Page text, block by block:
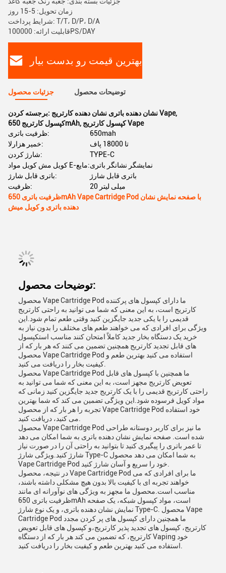
زمان تحویل: 5-15 روز
شرایط پرداخت: T/T، D/P، D/A
قابلیت ارائه: 100000PS/DAY
بهترین قیمت رو بدست بیار
جزئیات محصول توضیحات محصول
برجسته کردن: نشان دهنده باتری نشان دهنده کارتریج Vape,
کپسول کارتریج 650mAh,
کپسول کارتریج Vape
ظرفیت باتری:
650mah
خمیر هزارلا:
تا 18000 پاف
شارژ کردن:
TYPE-C
کویل مش کویل مواد E-مایع:نمایشگر نشانگر باتری
باتری قابل شارژ:
باتری قابل شارژ
ظرفیت:
20 میلی لیتر
ظرفیت باتری 650mAh Vape Cartridge Pod با صفحه نمایش نشان
دهنده باتری و کویل میش
توضیحات محصول:
محصول Vape Cartridge Pod ما دارای کپسول های پرکننده
کارتریج است، به این معنی که شما می توانید به راحتی کارتریج
قدیمی را با یکی جدید جایگزین کنید وقتی طعم تمام شود.این
ویژگی برای افرادی که می خواهند طعم های مختلف را بدون نیاز به
خرید یک دستگاه بخار جدید کاملاً امتحان کنند مناسب استکپسول
های قابل تجدید کارتریج همچنین تضمین می کنند که هر بار که از
محصول Vape Cartridge Pod استفاده می کنید بهترین طعم و
محصول Vape Cartridge Pod ما همچنین با کپسول های قابل
تعویض کارتریج مجهز است، به این معنی که شما می توانید به
راحتی کارتریج قدیمی را با یک کارتریج جدید جایگزین کنید زمانی که
مواد کویل فرسوده شود.این ویژگی تضمین می کند که شما بهترین
تجربه را هر بار که از محصول Vape Cartridge Pod خود استفاده
محصول Vape Cartridge Pod ما نیز برای کاربر دوستانه طراحی
شده است. صفحه نمایش نشان دهنده باتری به شما امکان می دهد
تا عمر باتری را پیگیری کنید تا بتوانید به راحتی آن را در صورت نیاز
شارژ کنید.ویژگی شارژ Type-C به شما امکان می دهد محصول
در نتیجه، محصول Vape Cartridge Pod ما برای افرادی که می
خواهند تجربه ای با کیفیت بالا بدون هیچ مشکلی داشته باشند،
مناسب است.محصول ما مجهز به ویژگی های نوآورانه ای مانند
ظرفیت باتری 650mAh است، مواد کپسول شبکه، یک صفحه
نمایش نشان دهنده باتری، و یک نوع شارژ Type-C. محصول Vape
Cartridge Pod ما همچنین دارای کپسول های پر کردن مجدد
کارتریج، کپسول های تجدید پذیر کارتریج،و کپسول های قابل تعویض
کارتریج، که تضمین می کند هر بار که از دستگاه Vaping خود